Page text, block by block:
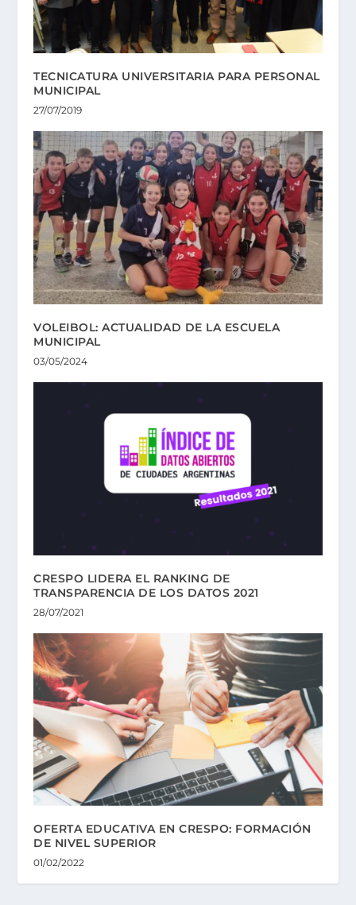
TECNICATURA UNIVERSITARIA PARA PERSONAL
MUNICIPAL
27/07/2019
VOLEIBOL: ACTUALIDAD DE LA ESCUELA
MUNICIPAL
03/05/2024
CRESPO LIDERA EL RANKING DE
TRANSPARENCIA DE LOS DATOS 2021
28/07/2021
OFERTA EDUCATIVA EN CRESPO: FORMACIÓN
DE NIVEL SUPERIOR
01/02/2022